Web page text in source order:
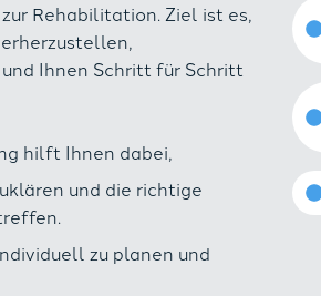
Rehabilitation. Ziel ist es,
Ihnen Schritt für Schritt
hilft Ihnen dabei,
und die richtige
zu planen und